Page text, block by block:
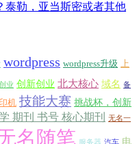
泰勒，亚当斯密或者其他
wordpress wordpress升级 上
业 创新创业 北大核心 域名 备
机 技能大赛 挑战杯，创新
期刊 书号 核心期刊 无名一
名随笔 服务器 汽车 电